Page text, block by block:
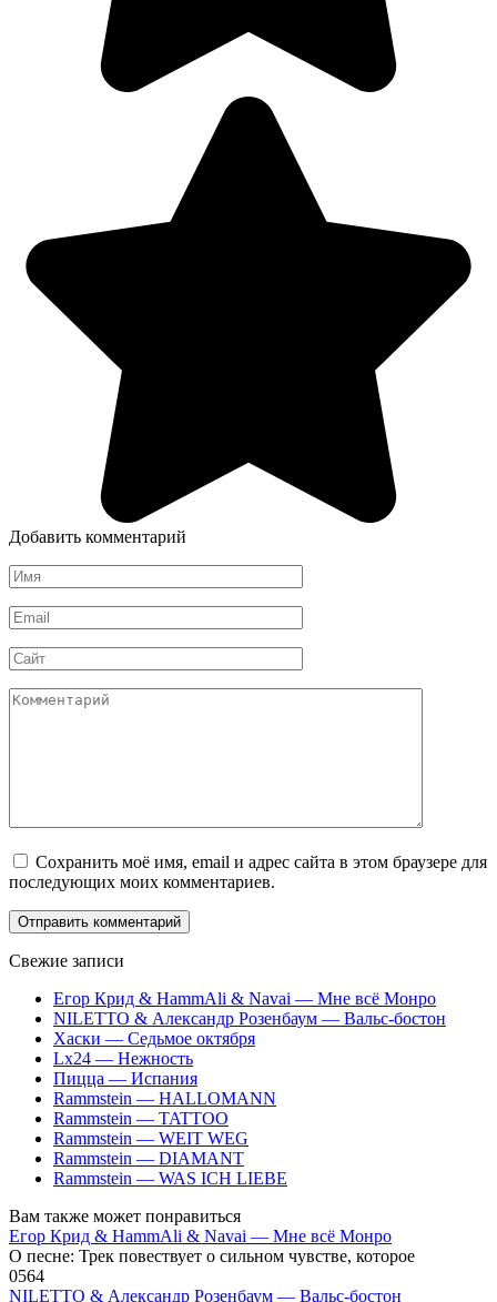
Добавить комментарий
Имя
*
Email
*
Сайт
Комментарий
Сохранить моё имя, email и адрес сайта в этом браузере для
последующих моих комментариев.
Свежие записи
Егор Крид & HammAli & Navai — Мне всё Монро
NILETTO & Александр Розенбаум — Вальс-бостон
Хаски — Седьмое октября
Lx24 — Нежность
Пицца — Испания
Rammstein — HALLOMANN
Rammstein — TATTOO
Rammstein — WEIT WEG
Rammstein — DIAMANT
Rammstein — WAS ICH LIEBE
Вам также может понравиться
Егор Крид & HammAli & Navai — Мне всё Монро
О песне: Трек повествует о сильном чувстве, которое
0564
NILETTO & Александр Розенбаум — Вальс-бостон